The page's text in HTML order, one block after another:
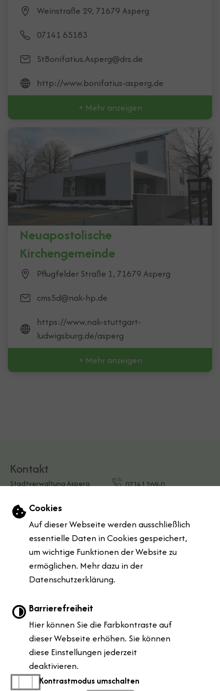
Einstellungen zu Cookies und
Cookies
Auf dieser Webseite werden ausschließlich
essentielle Daten in Cookies gespeichert,
um wichtige Funktionen der Website zu
ermöglichen. Mehr dazu in der
Datenschutzerklärung.
Barrierefreiheit
Hier können Sie die Farbkontraste auf
dieser Webseite erhöhen. Sie können
diese Einstellungen jederzeit
deaktivieren.
Kontrastmodus umschalten
Weinstraße 29, 71679 Asperg
07141 65183
StBonifatius.Asperg@drs.de
http://www.bonifatius-asperg.de
+ Mehr anzeigen
Neuapostolische
Kirchengemeinde
Pflugfelder Straße 1, 71679 Asperg
cms5d@nak-hp.de
https://www.nak-stuttgart-
ludwigsburg.de/asperg
+ Mehr anzeigen
Kontakt
Stadtverwaltung Asperg
07141 269-0
71679 Asperg
Kontaktformular
Öffnungszeiten
08:00 Uhr bis 12:00 Uhr & 14:00 Uhr bis 18:00 Uhr
08:00 Uhr bis 12:00 Uhr
08:00 Uhr bis 12:00 Uhr & 14:00 Uhr bis 16:00 Uhr
07:00 Uhr bis 12:00 Uhr
Gebärdensprache
Barrierefreie Ansicht
Impressum|Barrierefreiheit|Inhaltsverzeichnis